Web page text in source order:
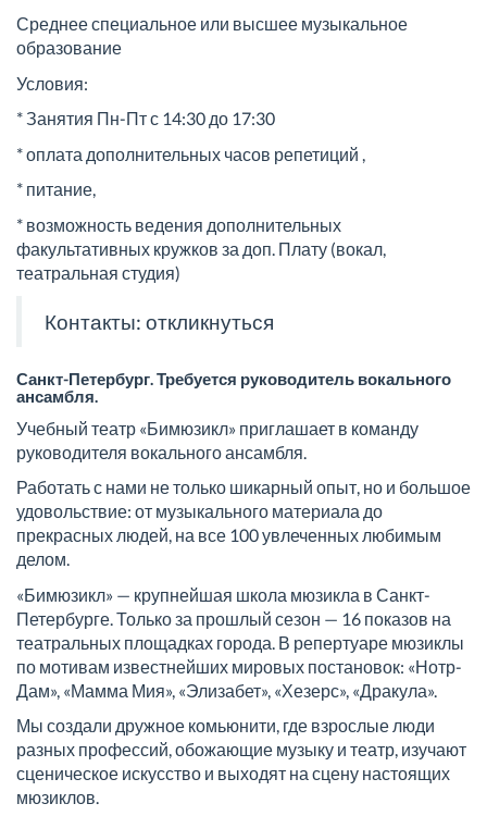
Среднее специальное или высшее музыкальное
образование
Условия:
* Занятия Пн-Пт с 14:30 до 17:30
* оплата дополнительных часов репетиций ,
* питание,
* возможность ведения дополнительных
факультативных кружков за доп. Плату (вокал,
театральная студия)
Контакты: откликнуться
Санкт-Петербург. Требуется руководитель вокального
ансамбля.
Учебный театр «Бимюзикл» приглашает в команду
руководителя вокального ансамбля.
Работать с нами не только шикарный опыт, но и большое
удовольствие: от музыкального материала до
прекрасных людей, на все 100 увлеченных любимым
делом.
«Бимюзикл» — крупнейшая школа мюзикла в Санкт-
Петербурге. Только за прошлый сезон — 16 показов на
театральных площадках города. В репертуаре мюзиклы
по мотивам известнейших мировых постановок: «Нотр-
Дам», «Мамма Мия», «Элизабет», «Хезерс», «Дракула».
Мы создали дружное комьюнити, где взрослые люди
разных профессий, обожающие музыку и театр, изучают
сценическое искусство и выходят на сцену настоящих
мюзиклов.